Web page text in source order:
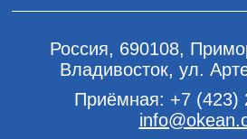
Россия, 690108,
Владивосток, ул.
Приёмная: +7 (423)